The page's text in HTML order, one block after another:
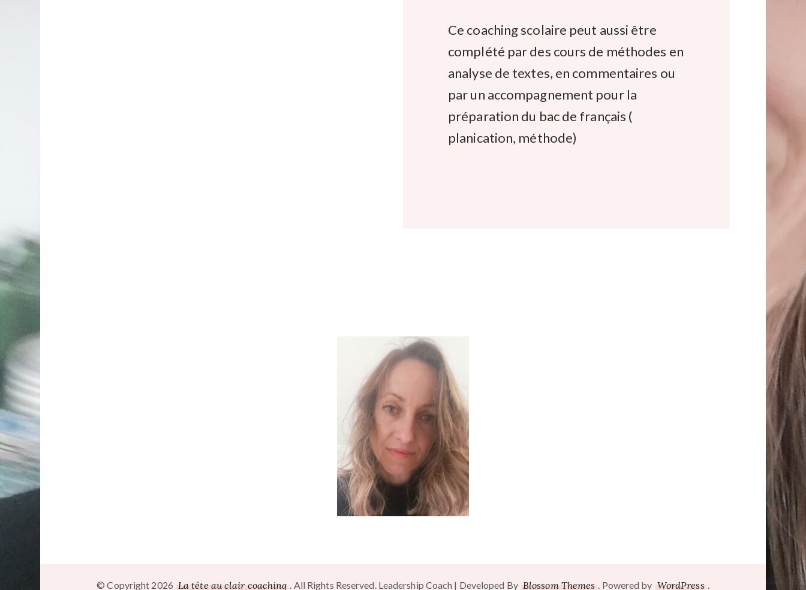
Ce coaching scolaire peut aussi être
complété par des cours de méthodes en
analyse de textes, en commentaires ou
par un accompagnement pour la
préparation du bac de français (
planication, méthode)
© Copyright 2026 La tête au clair coaching . All Rights Reserved. Leadership Coach | Developed By Blossom Themes . Powered by WordPress .